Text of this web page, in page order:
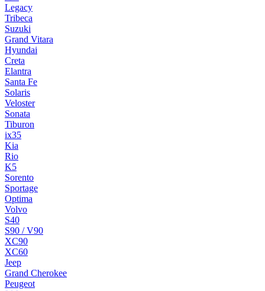
Legacy
Tribeca
Suzuki
Grand Vitara
Hyundai
Creta
Elantra
Santa Fe
Solaris
Veloster
Sonata
Tiburon
ix35
Kia
Rio
K5
Sorento
Sportage
Optima
Volvo
S40
S90 / V90
XC90
XC60
Jeep
Grand Cherokee
Peugeot